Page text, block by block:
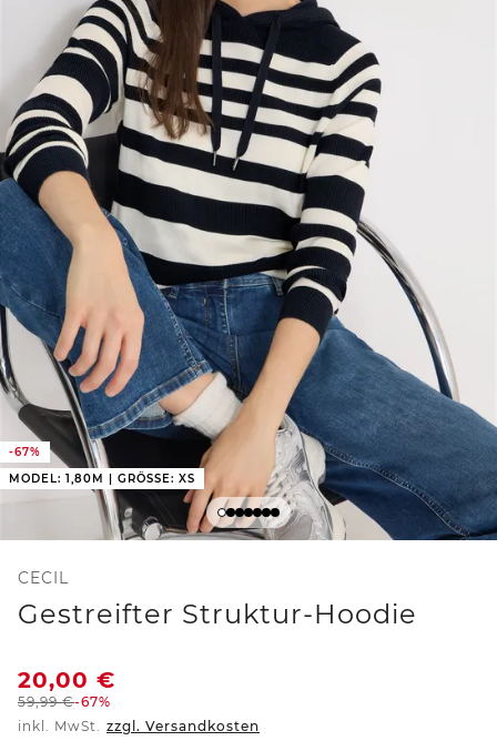
-67%
MODEL: 1,80M | GRÖSSE: XS
CECIL
Gestreifter Struktur-Hoodie
20,00 €
59,99€-67%
inkl. MwSt. zzgl. Versandkosten